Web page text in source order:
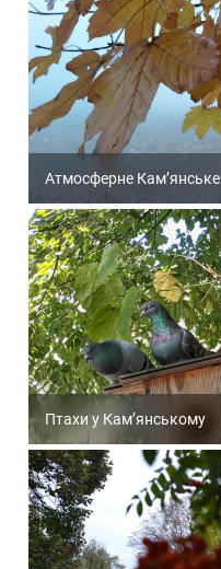
Атмосферне Кам’янське
Птахи у Кам’янському